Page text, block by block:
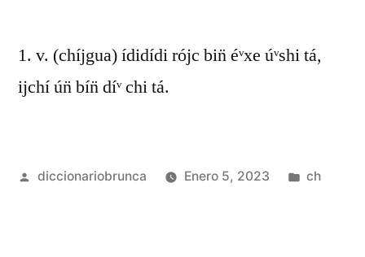
1. v. (chíjgua) ídidídi rójc bin̈ éᵛxe úᵛshi tá,
ijchí ún̈ bín̈ díᵛ chi tá.
diccionariobrunca Enero 5, 2023 ch